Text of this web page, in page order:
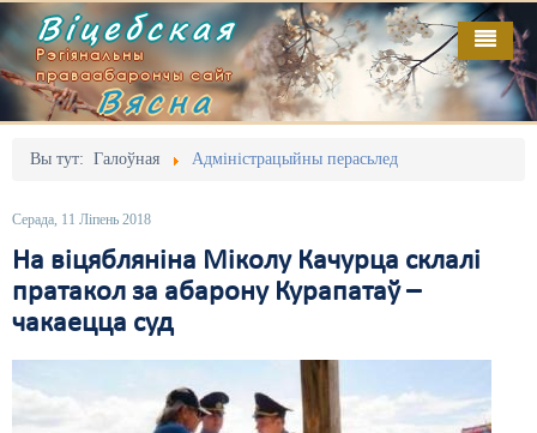
Віцебская
Рэгіянальны
праваабарончы сайт
Вясна
Вы тут: Галоўная Адміністрацыйны перасьлед
Серада, 11 Ліпень 2018
На віцябляніна Міколу Качурца склалі
пратакол за абарону Курапатаў –
чакаецца суд
Галоўная
Адміністрацыйны перасьлед
Безбар'ернае асяродзьдзе
Выбары
Дзяржава
Выданьні
Кантакт
Пра нас